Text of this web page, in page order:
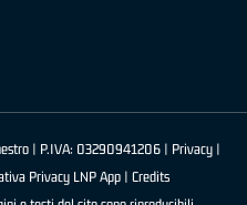
| P.IVA: 03290941206 | Privacy|
Privacy LNP App | Credits